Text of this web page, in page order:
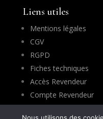
Liens utiles
Mentions légales
CGV
RGPD
Fiches techniques
Accès Revendeur
Compte Revendeur